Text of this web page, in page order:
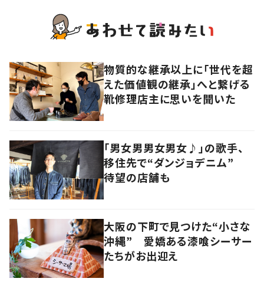
物質的な継承以上に「世代を超
えた価値観の継承」へと繋げる
靴修理店主に思いを聞いた
「男女男男女男女♪」の歌手、
移住先で“ダンジョデニム”
待望の店舗も
大阪の下町で見つけた“小さな
沖縄” 愛嬌ある漆喰シーサー
たちがお出迎え